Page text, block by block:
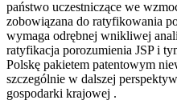
państwo uczestniczące we
zobowiązana do ratyfikowania
wymaga odrębnej wnikliwej
ratyfikacja porozumienia JSP i
Polskę pakietem patentowym
szczególnie w dalszej
gospodarki krajowej .